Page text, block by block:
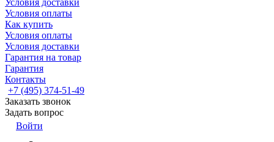
Условия доставки
Условия оплаты
Как купить
Условия оплаты
Условия доставки
Гарантия на товар
Гарантия
Контакты
+7 (495) 374-51-49
Заказать звонок
Задать вопрос
Войти